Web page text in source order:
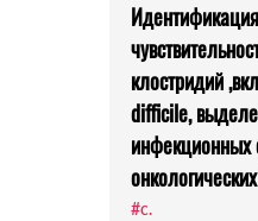
клостридий
difficile,
инфекционных
#c.